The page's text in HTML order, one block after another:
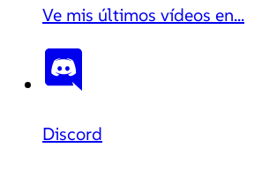
Ve mis últimos vídeos en...
Discord